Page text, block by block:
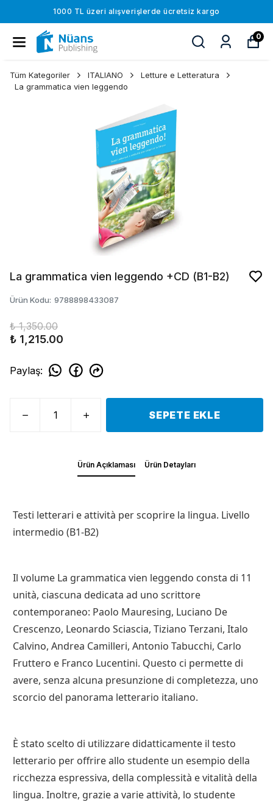
1000 TL üzeri alışverişlerde ücretsiz kargo
0
Tüm Kategoriler ITALIANO
Letture e Letteratura
La grammatica vien leggendo
La grammatica vien leggendo +CD (B1-B2)
Ürün Kodu: 9788898433087
₺ 1,350.00
₺ 1,215.00
Paylaş:
SEPETE EKLE
Ürün Açıklaması Ürün Detayları
Testi letterari e attività per scoprire la lingua. Livello
intermedio (B1-B2)
Il volume La grammatica vien leggendo consta di 11
unità, ciascuna dedicata ad uno scrittore
contemporaneo: Paolo Mauresing, Luciano De
Crescenzo, Leonardo Sciascia, Tiziano Terzani, Italo
Calvino, Andrea Camilleri, Antonio Tabucchi, Carlo
Fruttero e Franco Lucentini. Questo ci permette di
avere, senza alcuna presunzione di completezza, uno
scorcio del panorama letterario italiano.
È stato scelto di utilizzare didatticamente il testo
letterario per offrire allo studente un esempio della
ricchezza espressiva, della complessità e vitalità della
lingua. Inoltre, grazie a varie attività, lo studente